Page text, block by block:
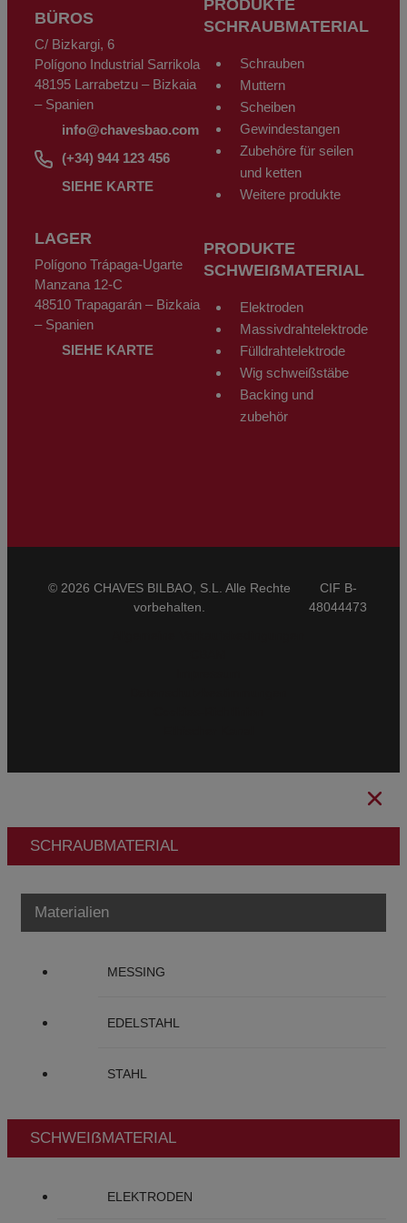
Widerspruch gemäß den Bestimmungen der Allgemeinen
Datenschutzverordnung (DSGVO) vom 27. April 2016 ausüben, indem er
ein Schreiben zusammen mit einer Fotokopie seines Personalausweises
an CHAVES BILBAO, S.L. C/Bizkargi, 6 Polígono Industrial Sarrikola 48195
Larrabetzu - Bizkaia - Spanien oder über die E-Mail-Adresse
info@chavesbao.comsendet.
BÜROS
C/ Bizkargi, 6
Polígono Industrial Sarrikola
48195 Larrabetzu – Bizkaia
– Spanien
info@chavesbao.com
(+34) 944 123 456
SIEHE KARTE
LAGER
Polígono Trápaga-Ugarte
Manzana 12-C
48510 Trapagarán – Bizkaia
– Spanien
SIEHE KARTE
PRODUKTE
SCHRAUBMATERIAL
Schrauben
Muttern
Scheiben
Gewindestangen
Zubehöre für seilen
und ketten
Weitere produkte
PRODUKTE
SCHWEIẞMATERIAL
Elektroden
Massivdrahtelektrode
Fülldrahtelektrode
Wig schweißstäbe
Backing und
zubehör
© 2026 CHAVES BILBAO, S.L. Alle Rechte
vorbehalten.
CIF B-
48044473
SCHRAUBMATERIAL
Materialien
MESSING
EDELSTAHL
STAHL
SCHWEIẞMATERIAL
ELEKTRODEN